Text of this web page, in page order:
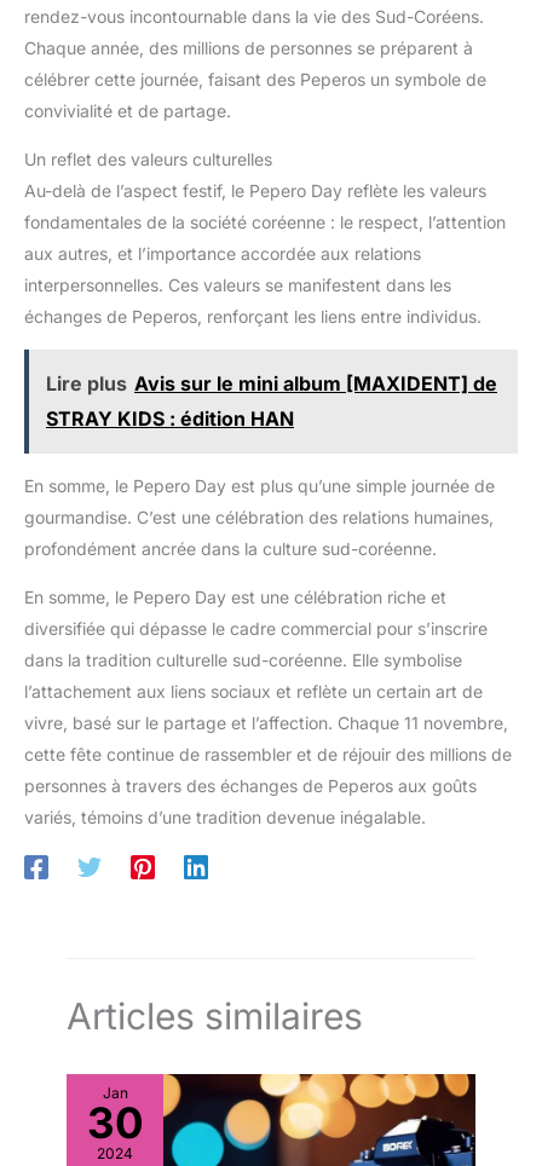
rendez-vous incontournable dans la vie des Sud-Coréens.
Chaque année, des millions de personnes se préparent à
célébrer cette journée, faisant des Peperos un symbole de
convivialité et de partage.
Un reflet des valeurs culturelles
Au-delà de l’aspect festif, le Pepero Day reflète les valeurs
fondamentales de la société coréenne : le respect, l’attention
aux autres, et l’importance accordée aux relations
interpersonnelles. Ces valeurs se manifestent dans les
échanges de Peperos, renforçant les liens entre individus.
Lire plus Avis sur le mini album [MAXIDENT] de
STRAY KIDS : édition HAN
En somme, le Pepero Day est plus qu’une simple journée de
gourmandise. C’est une célébration des relations humaines,
profondément ancrée dans la culture sud-coréenne.
En somme, le Pepero Day est une célébration riche et
diversifiée qui dépasse le cadre commercial pour s’inscrire
dans la tradition culturelle sud-coréenne. Elle symbolise
l’attachement aux liens sociaux et reflète un certain art de
vivre, basé sur le partage et l’affection. Chaque 11 novembre,
cette fête continue de rassembler et de réjouir des millions de
personnes à travers des échanges de Peperos aux goûts
variés, témoins d’une tradition devenue inégalable.
Articles similaires
Jan
30
2024